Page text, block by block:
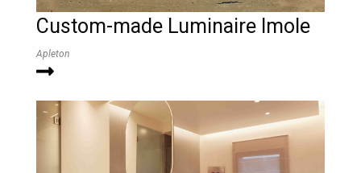
Custom-made Luminaire Imole
Apleton